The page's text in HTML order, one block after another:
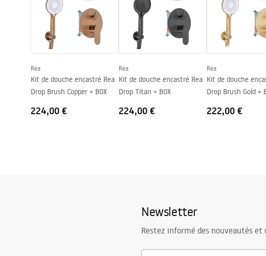
Technologie du revêtement
Diamètre de raccordement
Entraxe des raccords
Garantie
5 ans
Conditions de garantie
Warranty_Terms_and_Conditions_
Pielęgnacja
Pielegnacja.pdf
Rea
Kit de douche encastré Rea
Drop Brush Copper + BOX
224,00 €
Rea
Kit de douche encastré Rea
Drop Titan + BOX
224,00 €
Rea
Kit de douche
Drop Brush Gold +
222,00 €
Newsletter
Restez informé des nouveautés et